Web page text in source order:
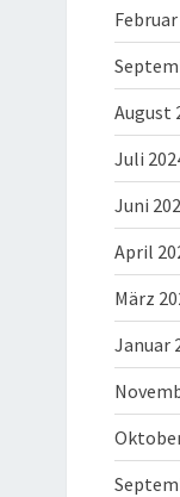
August
Juli
Juni
April
März
Januar